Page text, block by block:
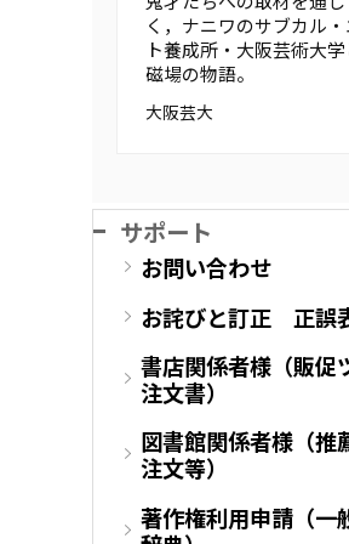
く，ナニワのサブカル
ト養成所・大阪芸術大学
磁場の物語。
大阪芸大
サポート
お問い合わせ
お詫びと訂正 正誤
書店関係者様（販促
注文書）
図書館関係者様（推
注文等）
著作権利用申請（一